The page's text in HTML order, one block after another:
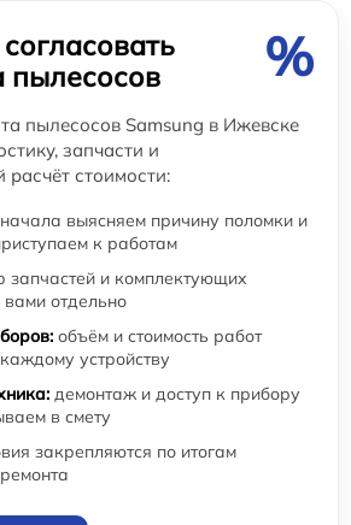
пылесосов
%
пылесосов Samsung в Ижевске
запчасти и
стоимости:
выясняем причину поломки и
к работам
запчастей и комплектующих
отдельно
объём и стоимость работ
устройству
демонтаж и доступ к прибору
в смету
закрепляются по итогам